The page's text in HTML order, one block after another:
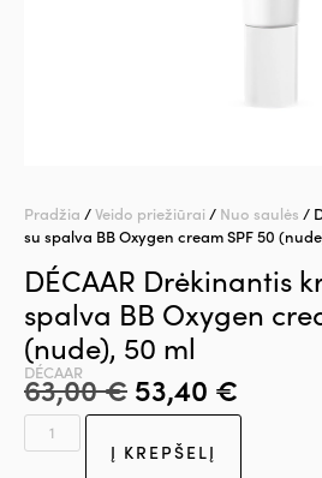
Pradžia /Veido priežiūrai / Nuo saulės /
su spalva BB Oxygen cream SPF 50
DÉCAAR Drėkinantis
spalva BB Oxygen
(nude), 50 ml
DÉCAAR
63,00€ 53,40 €
Į KREPŠELĮ